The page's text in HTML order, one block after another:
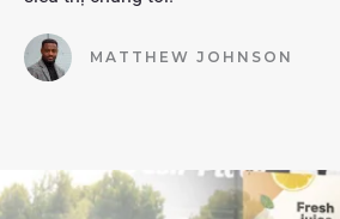
MATTHEW JOHNSON